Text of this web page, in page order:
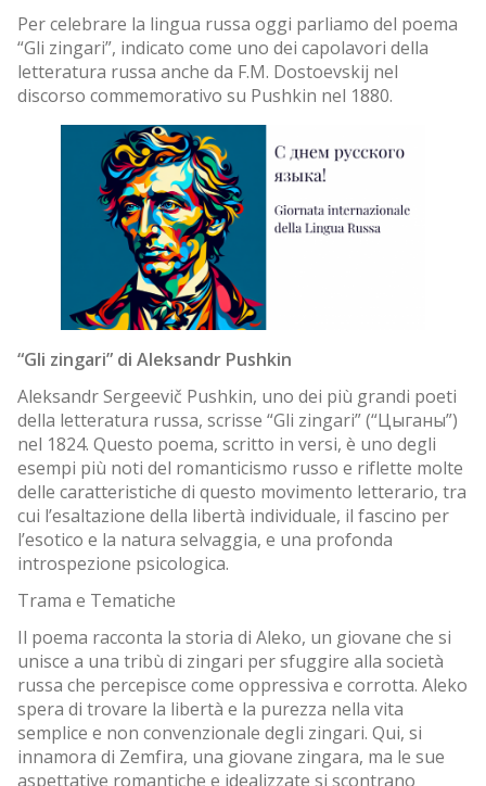
Per celebrare la lingua russa oggi parliamo del poema
“Gli zingari”, indicato come uno dei capolavori della
letteratura russa anche da F.M. Dostoevskij nel
discorso commemorativo su Pushkin nel 1880.
“Gli zingari” di Aleksandr Pushkin
Aleksandr Sergeevič Pushkin, uno dei più grandi poeti
della letteratura russa, scrisse “Gli zingari” (“Цыганы”)
nel 1824. Questo poema, scritto in versi, è uno degli
esempi più noti del romanticismo russo e riflette molte
delle caratteristiche di questo movimento letterario, tra
cui l’esaltazione della libertà individuale, il fascino per
l’esotico e la natura selvaggia, e una profonda
introspezione psicologica.
Trama e Tematiche
Il poema racconta la storia di Aleko, un giovane che si
unisce a una tribù di zingari per sfuggire alla società
russa che percepisce come oppressiva e corrotta. Aleko
spera di trovare la libertà e la purezza nella vita
semplice e non convenzionale degli zingari. Qui, si
innamora di Zemfira, una giovane zingara, ma le sue
aspettative romantiche e idealizzate si scontrano